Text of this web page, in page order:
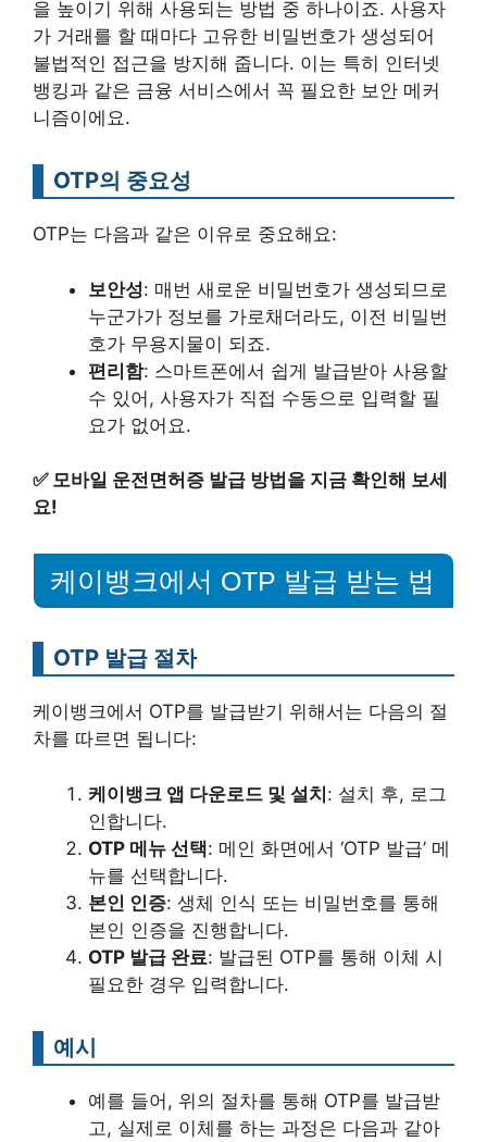
을 높이기 위해 사용되는 방법 중 하나이죠. 사용자
가 거래를 할 때마다 고유한 비밀번호가 생성되어
불법적인 접근을 방지해 줍니다. 이는 특히 인터넷
뱅킹과 같은 금융 서비스에서 꼭 필요한 보안 메커
니즘이에요.
OTP의 중요성
OTP는 다음과 같은 이유로 중요해요:
보안성: 매번 새로운 비밀번호가 생성되므로
누군가가 정보를 가로채더라도, 이전 비밀번
호가 무용지물이 되죠.
편리함: 스마트폰에서 쉽게 발급받아 사용할
수 있어, 사용자가 직접 수동으로 입력할 필
요가 없어요.
✅ 모바일 운전면허증 발급 방법을 지금 확인해 보세
요!
케이뱅크에서 OTP 발급 받는 법
OTP 발급 절차
케이뱅크에서 OTP를 발급받기 위해서는 다음의 절
차를 따르면 됩니다:
케이뱅크 앱 다운로드 및 설치: 설치 후, 로그
인합니다.
OTP 메뉴 선택: 메인 화면에서 ‘OTP 발급’ 메
뉴를 선택합니다.
본인 인증: 생체 인식 또는 비밀번호를 통해
본인 인증을 진행합니다.
OTP 발급 완료: 발급된 OTP를 통해 이체 시
필요한 경우 입력합니다.
예시
예를 들어, 위의 절차를 통해 OTP를 발급받
고, 실제로 이체를 하는 과정은 다음과 같아